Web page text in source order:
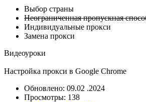
Выбор страны
Неограниченная пропускная
Индивидуальные прокси
Замена прокси
Видеоуроки
Настройка прокси в Google Chrome
Обновлено: 09.02 .2024
Просмотры: 138